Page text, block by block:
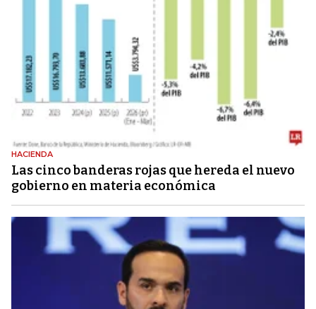
HACIENDA
Las cinco banderas rojas que hereda el nuevo
gobierno en materia económica